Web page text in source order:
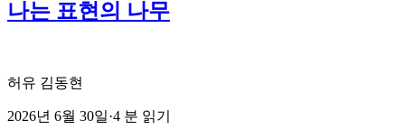
나는 표현의 나무
허유 김동현
2026년 6월 30일·4 분 읽기